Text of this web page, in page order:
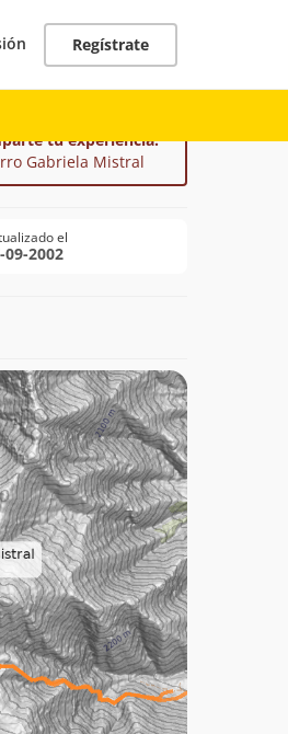
Regístrate
tu experiencia!
Gabriela Mistral
el
09-2002